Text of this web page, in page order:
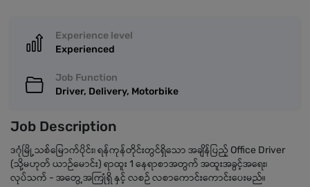
Experience level
Experienced
Job Function
Driver, Delivery, Motorbike
Job Description
ဒဂုံမြို့သစ်မြောက်ပိုင်း၊ ရန်ကုန်တိုင်းတွင်ရှိသော အချိန်ပြည့် Office Driver
(သို့မဟုတ် ယာဉ်မောင်း) ရာထူး 1 နေရာစာအတွက် အထူးအခွင့်အရေး၊
လုပ်သက် - အတွေ့အကြုံရှိ နှင့် လစဉ် လစာကောင်းကောင်းပေးမည်။